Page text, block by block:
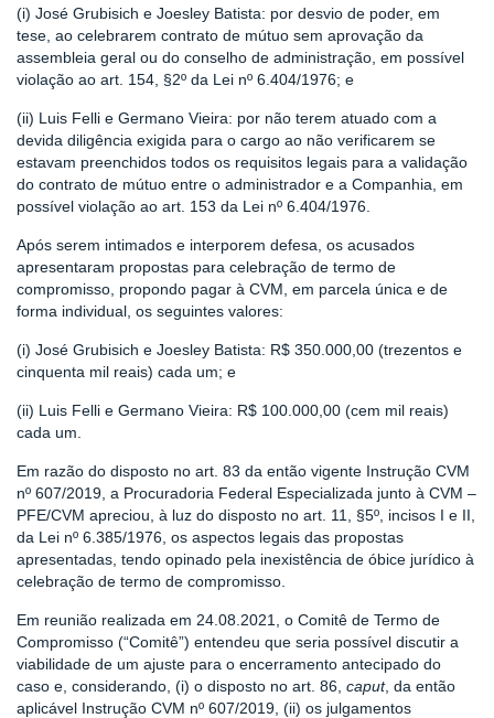
(i) José Grubisich e Joesley Batista: por desvio de poder, em
tese, ao celebrarem contrato de mútuo sem aprovação da
assembleia geral ou do conselho de administração, em possível
violação ao art. 154, §2º da Lei nº 6.404/1976; e
(ii) Luis Felli e Germano Vieira: por não terem atuado com a
devida diligência exigida para o cargo ao não verificarem se
estavam preenchidos todos os requisitos legais para a validação
do contrato de mútuo entre o administrador e a Companhia, em
possível violação ao art. 153 da Lei nº 6.404/1976.
Após serem intimados e interporem defesa, os acusados
apresentaram propostas para celebração de termo de
compromisso, propondo pagar à CVM, em parcela única e de
forma individual, os seguintes valores:
(i) José Grubisich e Joesley Batista: R$ 350.000,00 (trezentos e
cinquenta mil reais) cada um; e
(ii) Luis Felli e Germano Vieira: R$ 100.000,00 (cem mil reais)
cada um.
Em razão do disposto no art. 83 da então vigente Instrução CVM
nº 607/2019, a Procuradoria Federal Especializada junto à CVM –
PFE/CVM apreciou, à luz do disposto no art. 11, §5º, incisos I e II,
da Lei nº 6.385/1976, os aspectos legais das propostas
apresentadas, tendo opinado pela inexistência de óbice jurídico à
celebração de termo de compromisso.
Em reunião realizada em 24.08.2021, o Comitê de Termo de
Compromisso (“Comitê”) entendeu que seria possível discutir a
viabilidade de um ajuste para o encerramento antecipado do
caso e, considerando, (i) o disposto no art. 86, caput, da então
aplicável Instrução CVM nº 607/2019, (ii) os julgamentos